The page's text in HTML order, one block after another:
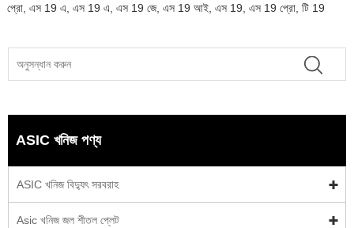
প্রো, এস 19 এ, এস 19 এ, এস 19 জে, এস 19 আই, এস 19, এস 19 প্রো, টি 19
ASIC খনিজ পণ্য
ASIC খনিজ বিদ্যুৎ সরবরাহ
Asic খনিজ জল শীতল প্লেট